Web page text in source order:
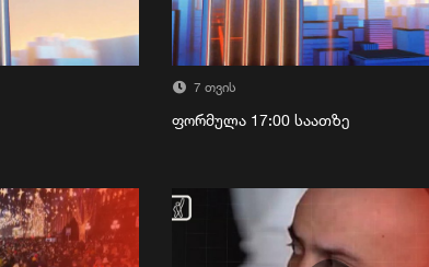
7 თვის
ფორმულა 17:00 საათზე